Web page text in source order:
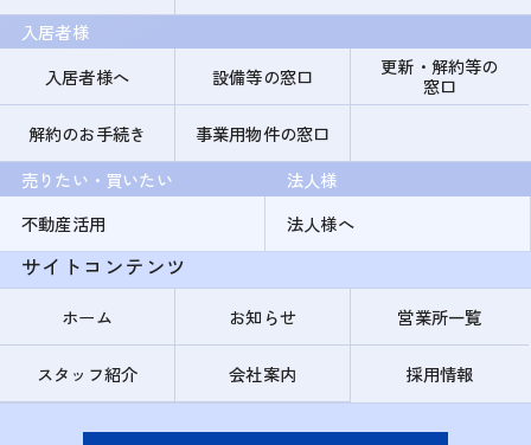
入居者様
入居者様へ
設備等の窓口
更新・解約等の
窓口
解約のお手続き
事業用物件の窓口
売りたい・買いたい
不動産活用
法人様
法人様へ
サイトコンテンツ
ホーム お知らせ 営業所一覧
スタッフ紹介 会社案内 採用情報